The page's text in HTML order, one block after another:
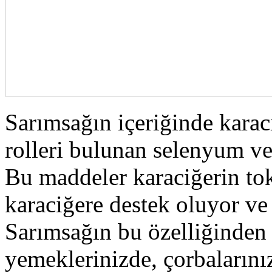
Sarımsağın içeriğinde
rolleri bulunan selenyum
Bu maddeler karaciğerin
karaciğere destek oluyor
Sarımsağın bu
yemeklerinizde,